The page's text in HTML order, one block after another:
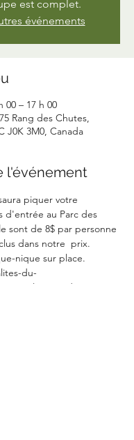
est complet.
événements
00 – 17 h 00
Rang des Chutes,
J0K 3M0, Canada
l'événement
piquer votre
d'entrée au Parc des
sont de 8$ par personne
dans notre  prix.
nique sur place.
du-
ursule/parc-des-